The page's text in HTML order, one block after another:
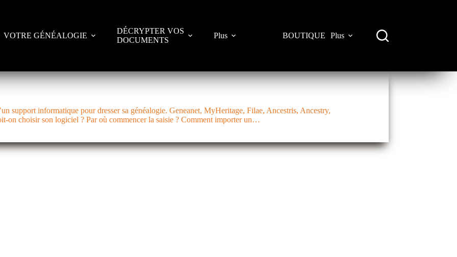
VOTRE GÉNÉALOGIE
DÉCRYPTER VOS
DOCUMENTS
Plus BOUTIQUE Plus
support informatique pour dresser sa généalogie. Geneanet, MyHeritage, Filae, Ancestris, Ancestry,
on choisir son logiciel ? Par où commencer la saisie ? Comment importer un…